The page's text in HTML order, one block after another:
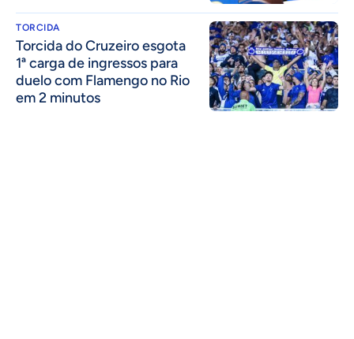
TORCIDA
Torcida do Cruzeiro esgota
1ª carga de ingressos para
duelo com Flamengo no Rio
em 2 minutos